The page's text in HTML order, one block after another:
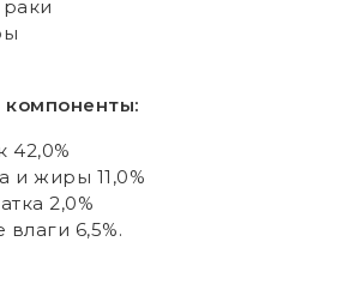
компоненты:
42,0%
и жиры 11,0%
2,0%
6,5%.